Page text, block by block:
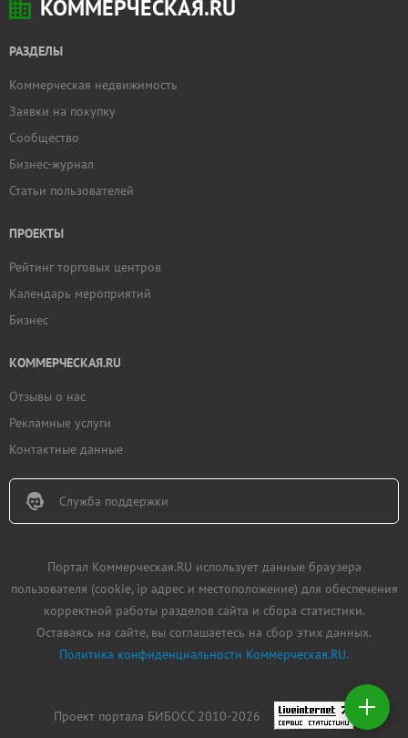
Добавить
Создать
КОММЕРЧЕСКАЯ.RU
РАЗДЕЛЫ
Коммерческая недвижимость
Заявки на покупку
Сообщество
Бизнес-журнал
Статьи пользователей
ПРОЕКТЫ
Рейтинг торговых центров
Календарь мероприятий
Бизнес
КОММЕРЧЕСКАЯ.RU
Отзывы о нас
Рекламные услуги
Контактные данные
Служба поддержки
Портал Коммерческая.RU использует данные браузера
пользователя (cookie, ip адрес и местоположение) для обеспечения
корректной работы разделов сайта и сбора статистики.
Оставаясь на сайте, вы соглашаетесь на сбор этих данных.
Политика конфиденциальности Коммерческая.RU.
Проект портала БИБОСС 2010-2026